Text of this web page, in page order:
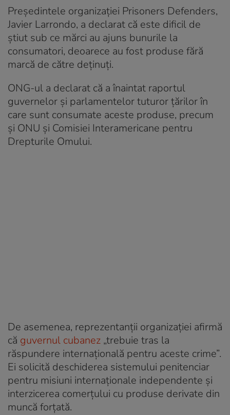
Președintele organizației Prisoners Defenders,
Javier Larrondo, a declarat că este dificil de
știut sub ce mărci au ajuns bunurile la
consumatori, deoarece au fost produse fără
marcă de către deținuți.
ONG-ul a declarat că a înaintat raportul
guvernelor și parlamentelor tuturor țărilor în
care sunt consumate aceste produse, precum
și ONU și Comisiei Interamericane pentru
Drepturile Omului.
De asemenea, reprezentanții organizației afirmă
că guvernul cubanez „trebuie tras la
răspundere internațională pentru aceste crime”.
Ei solicită deschiderea sistemului penitenciar
pentru misiuni internaționale independente și
interzicerea comerțului cu produse derivate din
muncă forțată.